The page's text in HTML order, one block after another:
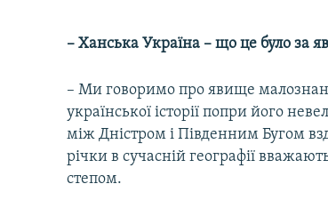
– Ханська Україна – що це було за
– Ми говоримо про явище
української історії попри його
між Дністром і Південним Бугом
річки в сучасній географії
степом.